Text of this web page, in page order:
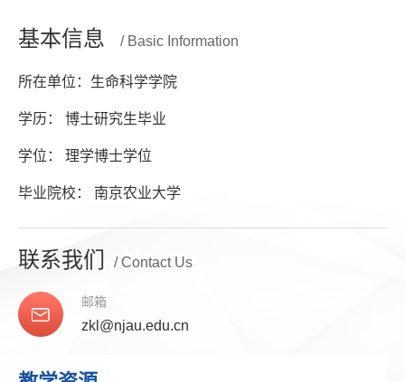
基本信息 / Basic Information
所在单位：生命科学学院
学历： 博士研究生毕业
学位： 理学博士学位
毕业院校： 南京农业大学
联系我们 / Contact Us
邮箱
zkl@njau.edu.cn